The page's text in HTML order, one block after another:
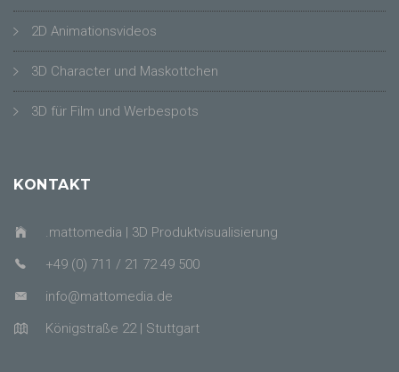
2D Animationsvideos
3D Character und Maskottchen
3D für Film und Werbespots
KONTAKT
.mattomedia | 3D Produktvisualisierung
+49 (0) 711 / 21 72 49 500
info@mattomedia.de
Königstraße 22 | Stuttgart